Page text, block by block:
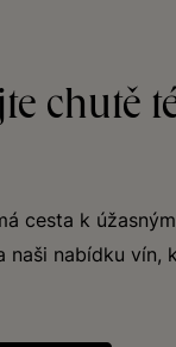
chutě
cesta k
naši nabídku vín,